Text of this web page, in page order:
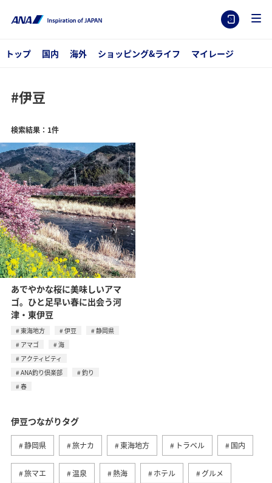
トップ 国内 海外 ショッピング&ライフ マイレージ
#伊豆
検索結果：1件
あでやかな桜に美味しいアマ
ゴ。ひと足早い春に出会う河
津・東伊豆
東海地方 伊豆
静岡県
アマゴ
海
アクティビティ
ANA釣り倶楽部
釣り
春
伊豆つながりタグ
静岡県 旅ナカ 東海地方 トラベル 国内
旅マエ 温泉 熱海 ホテル グルメ